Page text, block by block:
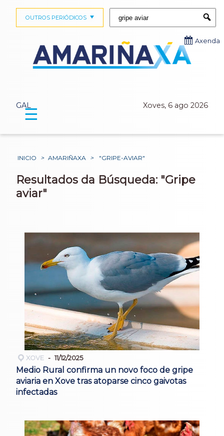
GAL Xoves, 6 ago 2026
OUTROS PERIÓDICOS
Axenda
☰
INICIO > AMARIÑAXA > "GRIPE-AVIAR"
Resultados da Búsqueda: "Gripe
aviar"
XOVE 11/12/2025
Medio Rural confirma un novo foco de gripe
aviaria en Xove tras atoparse cinco gaivotas
infectadas